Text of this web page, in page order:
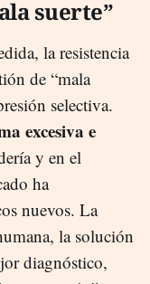
suerte”
la resistencia
de “mala
selectiva.
excesiva e
y en el
ha
nuevos. La
la solución
diagnóstico,